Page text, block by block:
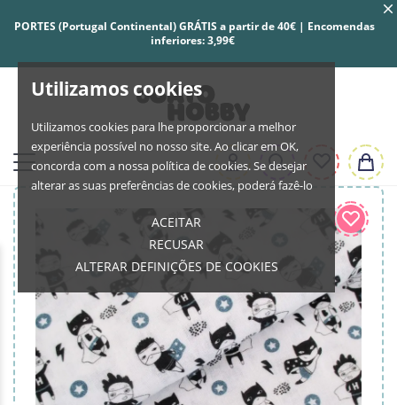
Utilizamos cookies
Utilizamos cookies para lhe proporcionar a melhor
experiência possível no nosso site. Ao clicar em OK,
concorda com a nossa política de cookies. Se desejar
alterar as suas preferências de cookies, poderá fazê-lo
ACEITAR
RECUSAR
ALTERAR DEFINIÇÕES DE COOKIES
PORTES (Portugal Continental) GRÁTIS a partir de 40€ | Encomendas
inferiores: 3,99€